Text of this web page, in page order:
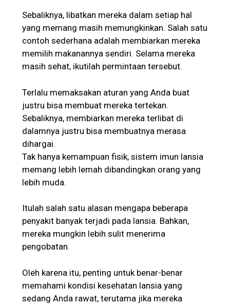
Sebaliknya, libatkan mereka dalam setiap hal
yang memang masih memungkinkan. Salah satu
contoh sederhana adalah membiarkan mereka
memilih makanannya sendiri. Selama mereka
masih sehat, ikutilah permintaan tersebut.
Terlalu memaksakan aturan yang Anda buat
justru bisa membuat mereka tertekan.
Sebaliknya, membiarkan mereka terlibat di
dalamnya justru bisa membuatnya merasa
dihargai.
Tak hanya kemampuan fisik, sistem imun lansia
memang lebih lemah dibandingkan orang yang
lebih muda.
Itulah salah satu alasan mengapa beberapa
penyakit banyak terjadi pada lansia. Bahkan,
mereka mungkin lebih sulit menerima
pengobatan.
Oleh karena itu, penting untuk benar-benar
memahami kondisi kesehatan lansia yang
sedang Anda rawat, terutama jika mereka